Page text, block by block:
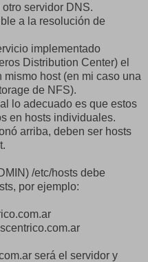
servidor DNS.
a la resolución de
implementado
Distribution Center) el
host (en mi caso una
de NFS).
lo adecuado es que estos
en hosts individuales.
arriba, deben ser hosts
/etc/hosts debe
por ejemplo:
será el servidor y